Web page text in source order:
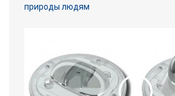
природы людям